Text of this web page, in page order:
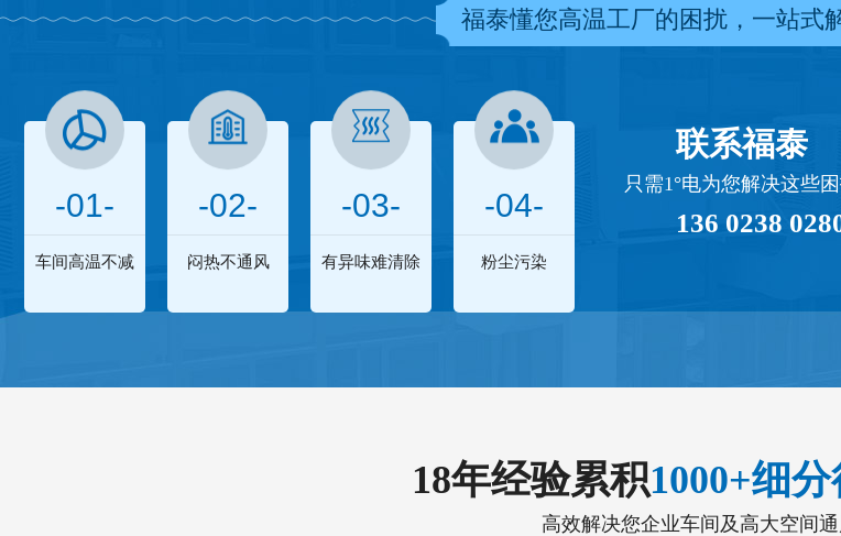
福泰懂您高温工厂的困扰，一站式
-01-
车间高温不减
-02-
闷热不通风
-03-
有异味难清除
-04-
粉尘污染
联系福泰
只需1°电为您解决这些
136 0238
18年经验累积1000+细
高效解决您企业车间及高大空间